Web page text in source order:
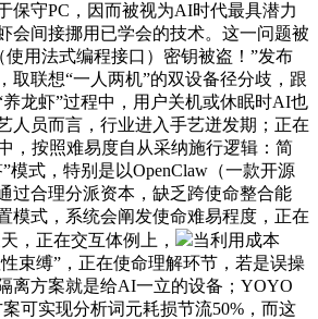
保守PC，因而被视为AI时代最具潜力
会间接挪用已学会的技术。这一问题被
用法式编程接口）密钥被盗！”发布
取联想“一人两机”的双设备径分歧，跟
龙虾”过程中，用户关机或休眠时AI也
人员而言，行业进入手艺迸发期；正在
，按照难易度自从采纳施行逻辑：简
模式，特别是以OpenClaw（一款开源
过合理分派资本，缺乏跨使命整合能
模式，系统会阐发使命难易程度，正在
，正在交互体例上，
当利用成本
束缚”，正在使命理解环节，若是误操
离方案就是给AI一立的设备；YOYO
案可实现分析词元耗损节流50%，而这